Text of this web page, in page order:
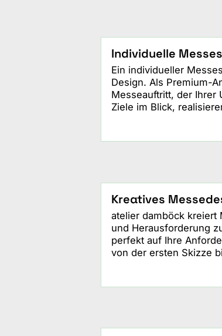
Individuelle
Ein individueller
Design. Als Premium-
Messeauftritt, der Ihrer
Ziele im Blick,
Kreatives
atelier damböck kreiert
und Herausforderung
perfekt auf Ihre
von der ersten Skizze